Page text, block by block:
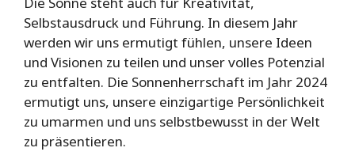
Selbstausdruck und Führung. In diesem Jahr
werden wir uns ermutigt fühlen, unsere Ideen
und Visionen zu teilen und unser volles Potenzial
zu entfalten. Die Sonnenherrschaft im Jahr 2024
ermutigt uns, unsere einzigartige Persönlichkeit
zu umarmen und uns selbstbewusst in der Welt
zu präsentieren.